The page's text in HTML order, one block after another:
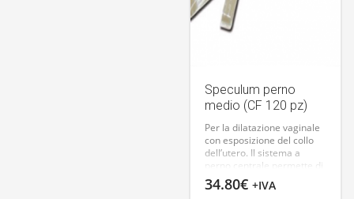
Speculum perno
medio (CF 120 pz)
Per la dilatazione vaginale
con esposizione del collo
dell’utero. Il sistema a
perno centrale permette di
regolare e bloccare con
sicurezza l’apertura del
34.80€ +IVA